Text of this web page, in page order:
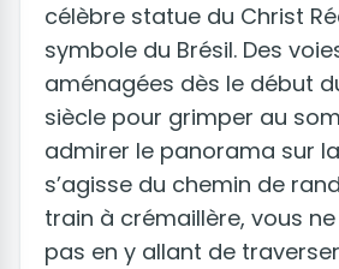
célèbre statue du Christ
symbole du Brésil. Des
aménagées dès le début
siècle pour grimper au
admirer le panorama sur la
s’agisse du chemin de
train à crémaillère, vous
pas en y allant de